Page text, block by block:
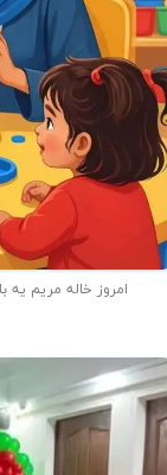
امروز خاله مریم یه